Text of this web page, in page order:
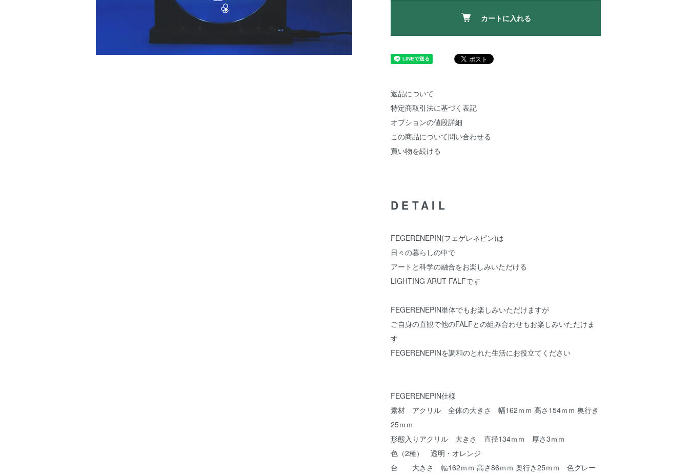
カートに入れる
返品について
特定商取引法に基づく表記
オプションの値段詳細
この商品について問い合わせる
買い物を続ける
DETAIL
FEGERENEPIN(フェゲレネピン)は
日々の暮らしの中で
アートと科学の融合をお楽しみいただける
LIGHTING ARUT FALFです
FEGERENEPIN単体でもお楽しみいただけますが
ご自身の直観で他のFALFとの組み合わせもお楽しみいただけま
す
FEGERENEPINを調和のとれた生活にお役立てください
FEGERENEPIN仕様
素材 アクリル 全体の大きさ 幅162ｍｍ 高さ154ｍｍ 奥行き
25ｍｍ
形態入りアクリル 大きさ 直径134ｍｍ 厚さ3ｍｍ
色（2種） 透明・オレンジ
台 大きさ 幅162ｍｍ 高さ86ｍｍ 奥行き25ｍｍ 色グレー